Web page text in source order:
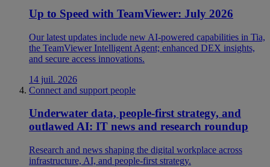
Up to Speed with TeamViewer: July 2026
Our latest updates include new AI-powered capabilities in Tia,
the TeamViewer Intelligent Agent; enhanced DEX insights,
and secure access innovations.
14 juil. 2026
Connect and support people
Underwater data, people-first strategy, and
outlawed AI: IT news and research roundup
Research and news shaping the digital workplace across
infrastructure, AI, and people-first strategy.